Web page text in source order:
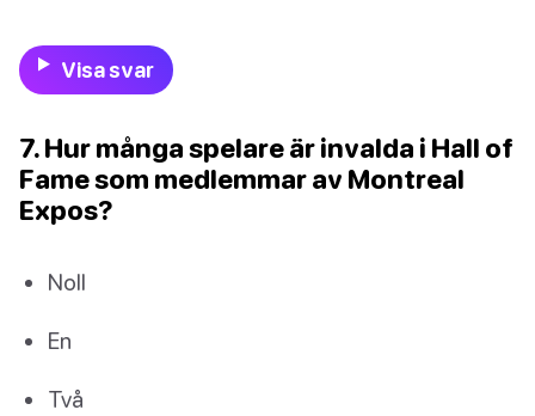
Visa svar
7. Hur många spelare är invalda i Hall of
Fame som medlemmar av Montreal
Expos?
Noll
En
Två